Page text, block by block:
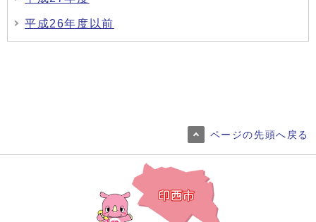
平成26年度以前
ページの先頭へ戻る